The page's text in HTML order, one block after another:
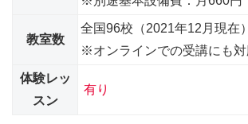
教室数
全国96校（2021年12月現在）
※オンラインでの受講にも
体験レッ
スン
有り